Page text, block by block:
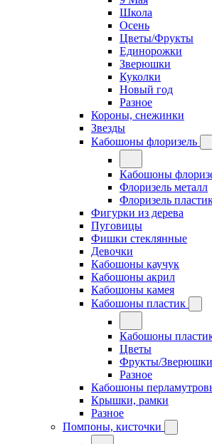
Школа
Осень
Цветы/Фрукты
Единорожки
Зверюшки
Куколки
Новый год
Разное
Короны, снежинки
Звезды
Кабошоны флоризель
Кабошоны
Флоризель металл
Флоризель
Фигурки из дерева
Пуговицы
Фишки стеклянные
Девочки
Кабошоны каучук
Кабошоны акрил
Кабошоны камея
Кабошоны пластик
Кабошоны
Цветы
Фрукты/Зверюшки
Разное
Кабошоны
Крышки, рамки
Разное
Помпоны, кисточки